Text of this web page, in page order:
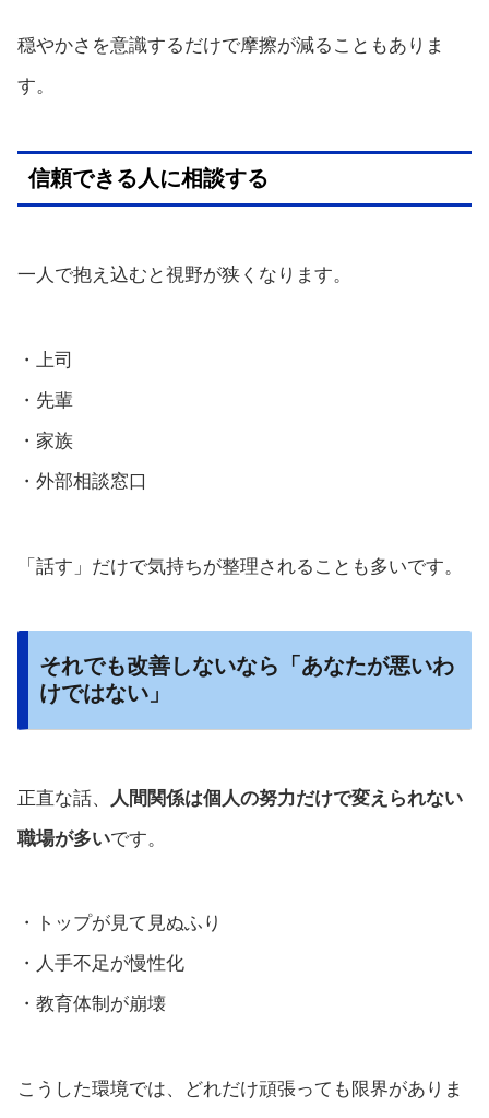
穏やかさを意識するだけで摩擦が減ることもありま
す。
信頼できる人に相談する
一人で抱え込むと視野が狭くなります。
・上司
・先輩
・家族
・外部相談窓口
「話す」だけで気持ちが整理されることも多いです。
それでも改善しないなら「あなたが悪いわ
けではない」
正直な話、
人間関係は個人の努力だけで変えられない
職場が多いです。
・トップが見て見ぬふり
・人手不足が慢性化
・教育体制が崩壊
こうした環境では、どれだけ頑張っても限界がありま